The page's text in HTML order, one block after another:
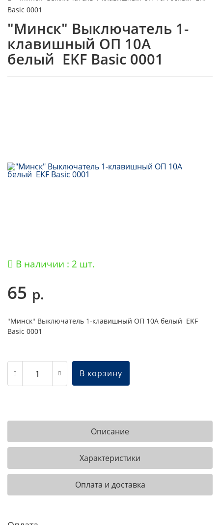
Basic 0001
"Минск" Выключатель 1-
клавишный ОП 10А
белый EKF Basic 0001
В наличии : 2 шт.
65 р.
"Минск" Выключатель 1-клавишный ОП 10А белый EKF
Basic 0001
В корзину
Описание
Характеристики
Оплата и доставка